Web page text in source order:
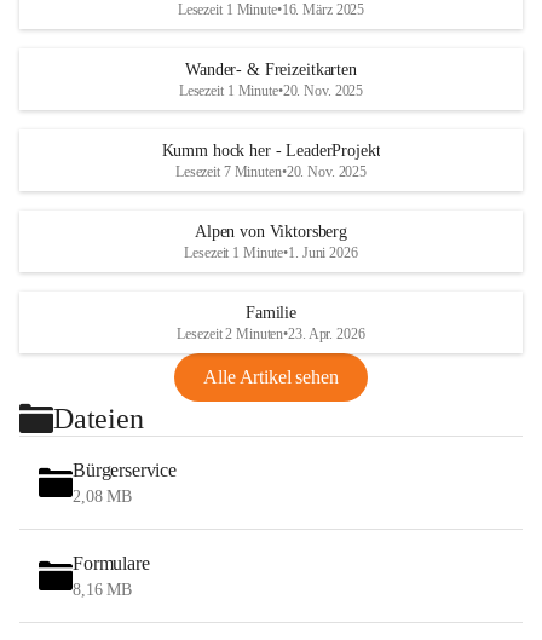
Lesezeit 1 Minute•16. März 2025
Wander- & Freizeitkarten
Lesezeit 1 Minute•20. Nov. 2025
Kumm hock her - LeaderProjekt
Lesezeit 7 Minuten•20. Nov. 2025
Alpen von Viktorsberg
Lesezeit 1 Minute•1. Juni 2026
Familie
Lesezeit 2 Minuten•23. Apr. 2026
Alle Artikel sehen
Dateien
Bürgerservice
2,08 MB
Formulare
8,16 MB